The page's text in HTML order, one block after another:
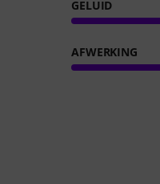
GELUID
AFWERKING